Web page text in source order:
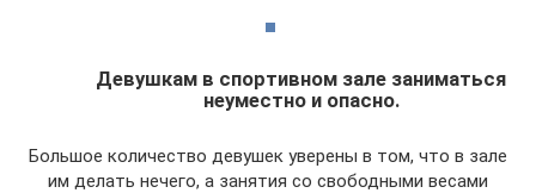
Девушкам в спортивном зале заниматься
неуместно и опасно.
Большое количество девушек уверены в том, что в зале
им делать нечего, а занятия со свободными весами